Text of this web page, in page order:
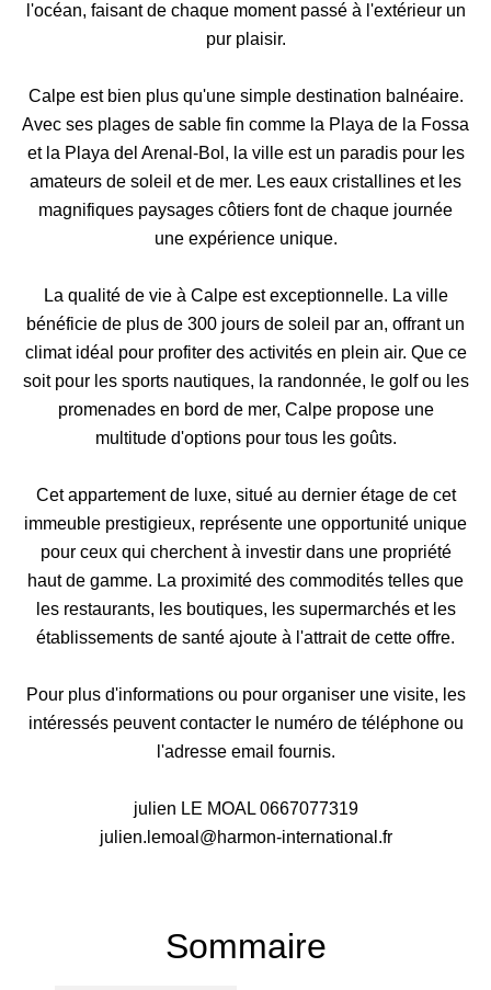
l'océan, faisant de chaque moment passé à l'extérieur un
pur plaisir.
Calpe est bien plus qu'une simple destination balnéaire.
Avec ses plages de sable fin comme la Playa de la Fossa
et la Playa del Arenal-Bol, la ville est un paradis pour les
amateurs de soleil et de mer. Les eaux cristallines et les
magnifiques paysages côtiers font de chaque journée
une expérience unique.
La qualité de vie à Calpe est exceptionnelle. La ville
bénéficie de plus de 300 jours de soleil par an, offrant un
climat idéal pour profiter des activités en plein air. Que ce
soit pour les sports nautiques, la randonnée, le golf ou les
promenades en bord de mer, Calpe propose une
multitude d'options pour tous les goûts.
Cet appartement de luxe, situé au dernier étage de cet
immeuble prestigieux, représente une opportunité unique
pour ceux qui cherchent à investir dans une propriété
haut de gamme. La proximité des commodités telles que
les restaurants, les boutiques, les supermarchés et les
établissements de santé ajoute à l'attrait de cette offre.
Pour plus d'informations ou pour organiser une visite, les
intéressés peuvent contacter le numéro de téléphone ou
l'adresse email fournis.
julien LE MOAL 0667077319
julien.lemoal@harmon-international.fr
Sommaire